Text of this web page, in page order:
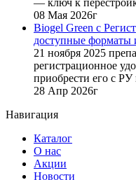
08 Мая 2026г
Biogel Green с
доступные форматы
21 ноября 2025
регистрационное
приобрести его с
28 Апр 2026г
Навигация
Каталог
О нас
Акции
Новости